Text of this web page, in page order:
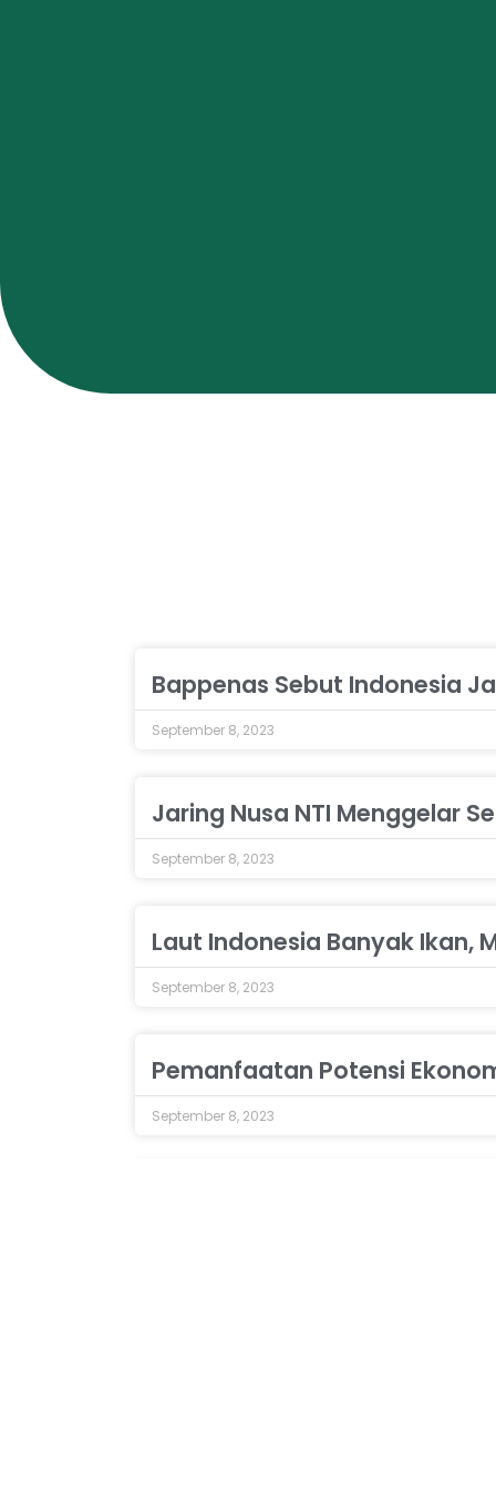
Bappenas Sebut Indonesia
September 8, 2023
Jaring Nusa NTI Menggelar
September 8, 2023
Laut Indonesia Banyak Ikan,
September 8, 2023
Pemanfaatan Potensi
September 8, 2023